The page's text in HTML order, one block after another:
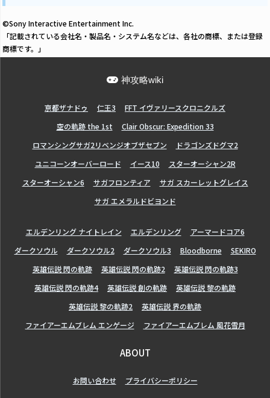
©Sony Interactive Entertainment Inc.
「記載されている会社名・製品名・システム名などは、各社の商標、または登録
商標です。」
神攻略wiki
亰都ザナドゥ 仁王3
FFT イヴァリースクロニクルズ
空の軌跡 the 1st
Clair Obscur: Expedition 33
ロマンシングサガ2リベンジオブザセブン
ドラゴンズドグマ2
ユニコーンオーバーロード
イース10
スターオーシャン2R
スターオーシャン6
サガフロンティア
サガ スカーレットグレイス
サガ エメラルドビヨンド
エルデンリング ナイトレイン エルデンリング
アーマードコア6
ダークソウル
ダークソウル2 ダークソウル3 Bloodborne
SEKIRO
英雄伝説 閃の軌跡
英雄伝説 閃の軌跡2
英雄伝説 閃の軌跡3
英雄伝説 閃の軌跡4
英雄伝説 創の軌跡
英雄伝説 黎の軌跡
英雄伝説 黎の軌跡2
英雄伝説 界の軌跡
ファイアーエムブレム エンゲージ
ファイアーエムブレム 風花雪月
ABOUT
お問い合わせ プライバシーポリシー